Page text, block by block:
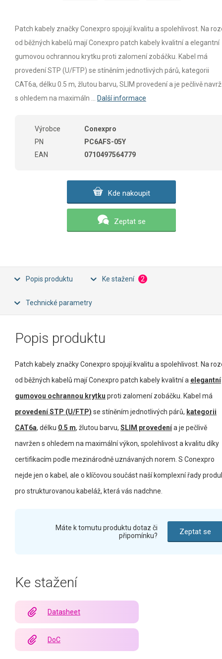
Patch kabely značky Conexpro spojují kvalitu a spolehlivost. Na
od běžných kabelů mají Conexpro patch kabely kvalitní a elegantní
gumovou ochrannou krytku proti zalomení zobáčku. Kabel má
provedení STP (U/FTP) se stíněním jednotlivých párů, kategorii
CAT6a, délku 0.5 m, žlutou barvu, SLIM provedení a je pečlivě
s ohledem na maximáln ...
Další informace
Výrobce
Conexpro
PN
PC6AFS-05Y
EAN
0710497564779
Kde nakoupit
Zeptat se
Popis produktu Ke stažení 2
Technické parametry
Popis produktu
Patch kabely značky Conexpro spojují kvalitu a spolehlivost. Na
od běžných kabelů mají Conexpro patch kabely kvalitní a elegantní
gumovou ochrannou krytku proti zalomení zobáčku. Kabel má
provedení STP (U/FTP) se stíněním jednotlivých párů, kategorii
CAT6a, délku 0.5 m, žlutou barvu, SLIM provedenía je pečlivě
navržen s ohledem na maximální výkon, spolehlivost a kvalitu díky
certifikacím podle mezinárodně uznávaných norem. S Conexpro
nejde jen o kabel, ale o klíčovou součást naší komplexní řady
pro strukturovanou kabeláž, která vás nadchne.
Máte k tomutu produktu dotaz či
připomínku?
Zeptat se
Ke stažení
Datasheet
DoC